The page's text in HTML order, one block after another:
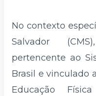
No contexto
Salvador
pertencente ao
Brasil e vinculado
Educação